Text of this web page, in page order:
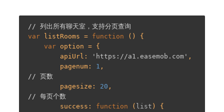
// 列出所有聊天室，支持分页查询
var listRooms = function ( ) {
var option = {
        apiUrl:
'https://a1.easemob.com' ,
        pagenum:
1
// 页数
        pagesize:
20
// 每页个数
        success:
function ( list ) {